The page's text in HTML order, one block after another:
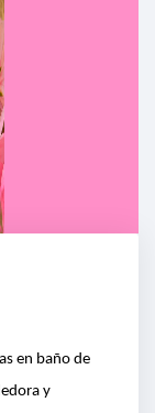
top
en baño de
y